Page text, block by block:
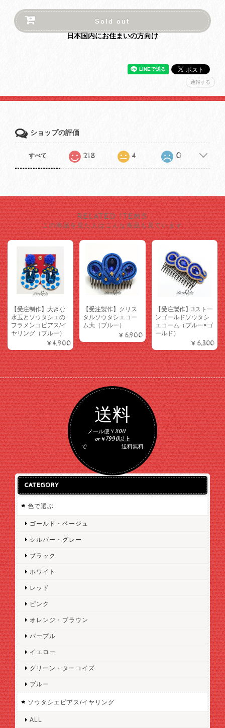
Sold out
日本国内にお住まいの方向け
通報する
ショップの評価
すべて 218 4 0
RELATED ITEMS
この商品を見た人はこんな商品も見ています
【受注制作】大きな
水玉とソウタシエの
フラメンコピアス/イ
ヤリング（ブルー）
¥4,900
【受注製作】クリス
タルソウタシエコー
ム大（ブルー）
¥6,900
【受注製作】3ストー
ンゴールドソウタシ
エコーム（ブルー×ゴ
ールド）
¥6,300
送料
メール便￥300
or￥7990以上
で 送料無料
CATEGORY
色で選ぶ
ゴールド・ベージュ
シルバー・グレー
ブラック
ホワイト
レッド
ピンク
オレンジ・ブラウン
パープル
イエロー
グリーン・ターコイズ
ブルー
ソウタシエピアス/イヤリング
ALL